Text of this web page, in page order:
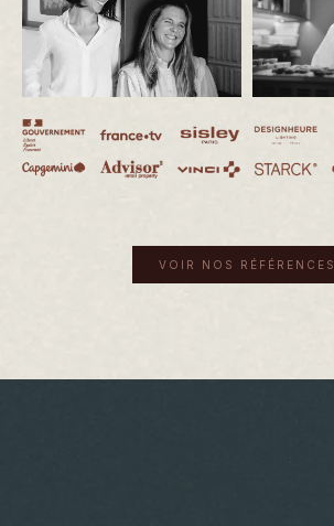
VOIR NOS RÉFÉRENCES